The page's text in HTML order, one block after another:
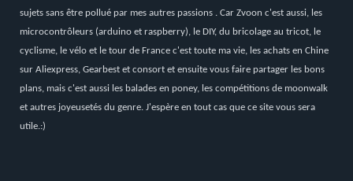
sujets sans être pollué par mes autres passions . Car Zvoon c'est aussi, les
microcontrôleurs (arduino et raspberry), le DIY, du bricolage au tricot, le
cyclisme, le vélo et le tour de France c'est toute ma vie, les achats en Chine
sur Aliexpress, Gearbest et consort et ensuite vous faire partager les bons
plans, mais c'est aussi les balades en poney, les compétitions de moonwalk
et autres joyeusetés du genre. J'espère en tout cas que ce site vous sera
utile.:)